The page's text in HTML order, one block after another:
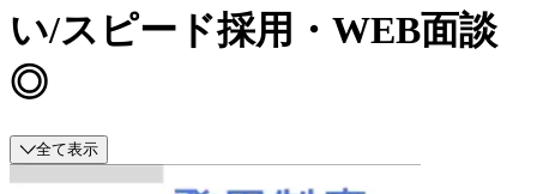
い/スピード採用・WEB面談
◎
全て表示